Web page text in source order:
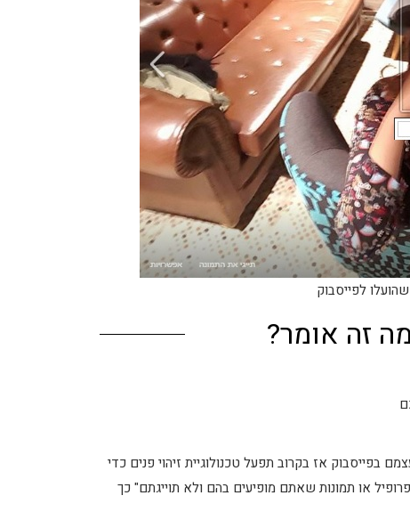
לפייסבוק
זה אומר?
בפייסבוק אז בקרוב תפעל טכנולוגיית זיהוי פנים כדי
או תמונות שאתם מופיעים בהם ולא תוייגתם" כך